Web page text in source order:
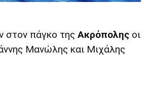
στον πάγκο της Ακρόπολης οι
Μανώλης και Μιχάλης